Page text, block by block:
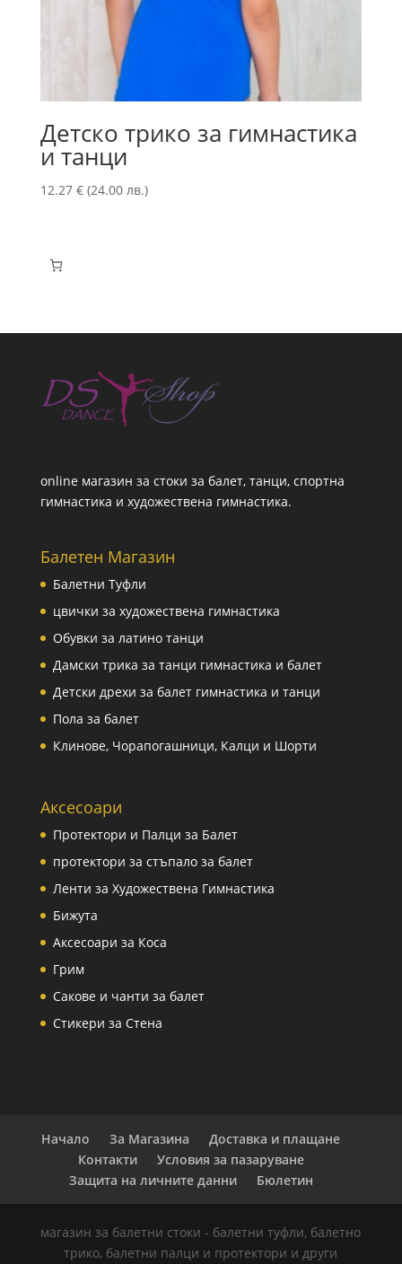
Детско трико за гимнастика
и танци
12.27 € (24.00 лв.)
online магазин за стоки за балет, танци, спортна
гимнастика и художествена гимнастика.
Балетен Магазин
Балетни Туфли
цвички за художествена гимнастика
Обувки за латино танци
Дамски трика за танци гимнастика и балет
Детски дрехи за балет гимнастика и танци
Пола за балет
Клинове, Чорапогашници, Калци и Шорти
Аксесоари
Протектори и Палци за Балет
протектори за стъпало за балет
Ленти за Художествена Гимнастика
Бижута
Аксесоари за Коса
Грим
Сакове и чанти за балет
Стикери за Стена
Начало За Магазина
Доставка и плащане
Контакти
Условия за пазаруване
Защита на личните данни
Бюлетин
магазин за балетни стоки - балетни туфли, балетно
трико, балетни палци и протектори и други